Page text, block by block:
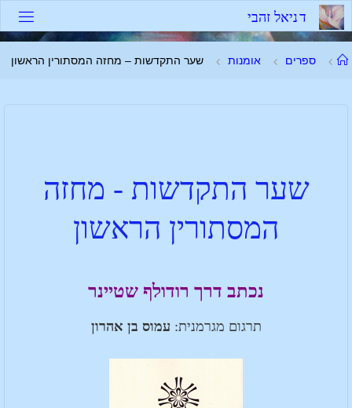
דניאל זהבי
ספרים אומנות שער התקדשות – מחזה המסתורין הראשון
שער התקדשות - מחזה
המסתורין הראשון
נכתב דרך רודולף שטיינר
תרגום מגרמנית: עמוס בן אהרון